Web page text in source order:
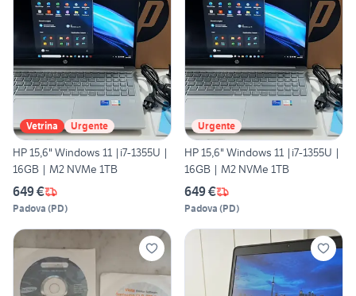
Vetrina Urgente
HP 15,6" Windows 11 |i7-1355U |
16GB | M2 NVMe 1TB
649 €
Padova (PD)
Urgente
HP 15,6" Windows 11 |i7-1355U |
16GB | M2 NVMe 1TB
649 €
Padova (PD)